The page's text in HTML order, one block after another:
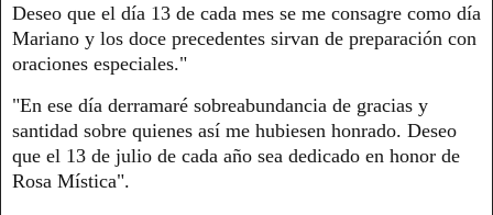
Deseo que el día 13 de cada mes se me consagre como día
Mariano y los doce precedentes sirvan de preparación con
oraciones especiales."
"En ese día derramaré sobreabundancia de gracias y
santidad sobre quienes así me hubiesen honrado. Deseo
que el 13 de julio de cada año sea dedicado en honor de
Rosa Mística".